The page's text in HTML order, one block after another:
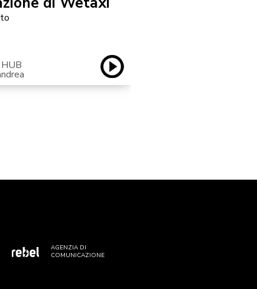
AGENZIA DI
COMUNICAZIONE